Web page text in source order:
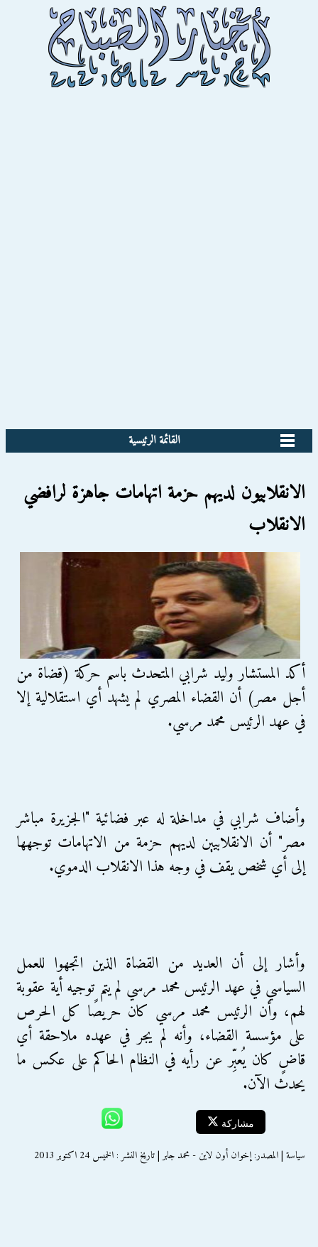
القائمة الرئيسية
الانقلابيون لديهم حزمة اتهامات جاهزة لرافضي
الانقلاب
أكد المستشار وليد شرابي المتحدث باسم حركة (قضاة من
أجل مصر) أن القضاء المصري لم يشهد أي استقلالية إلا
في عهد الرئيس محمد مرسي.
وأضاف شرابي في مداخلة له عبر فضائية "الجزيرة مباشر
مصر" أن الانقلابيين لديهم حزمة من الاتهامات توجهها
إلى أي شخص يقف في وجه هذا الانقلاب الدموي.
وأشار إلى أن العديد من القضاة الذين اتجهوا للعمل
السياسي في عهد الرئيس محمد مرسي لم يتم توجيه أية عقوبة
لهم، وأن الرئيس محمد مرسي كان حريصًا كل الحرص
على مؤسسة القضاء، وأنه لم يجر في عهده ملاحقة أي
قاضٍ كان يُعبِّر عن رأيه في النظام الحاكم على عكس ما
يحدث الآن.
مشاركة
سياسة | المصدر: إخوان أون لاين - محمد جابر | تاريخ النشر : الخميس 24 اكتوبر 2013